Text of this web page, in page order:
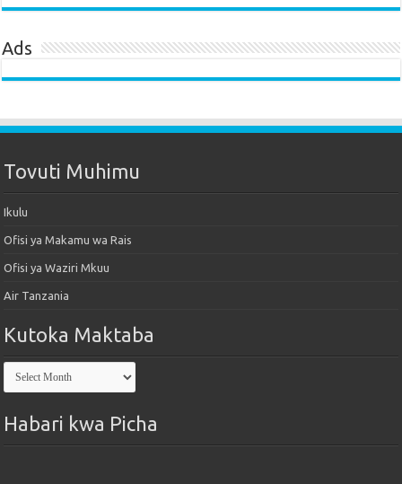
Ads
Tovuti Muhimu
Ikulu
Ofisi ya Makamu wa Rais
Ofisi ya Waziri Mkuu
Air Tanzania
Kutoka Maktaba
Kutoka
Maktaba
Habari kwa Picha